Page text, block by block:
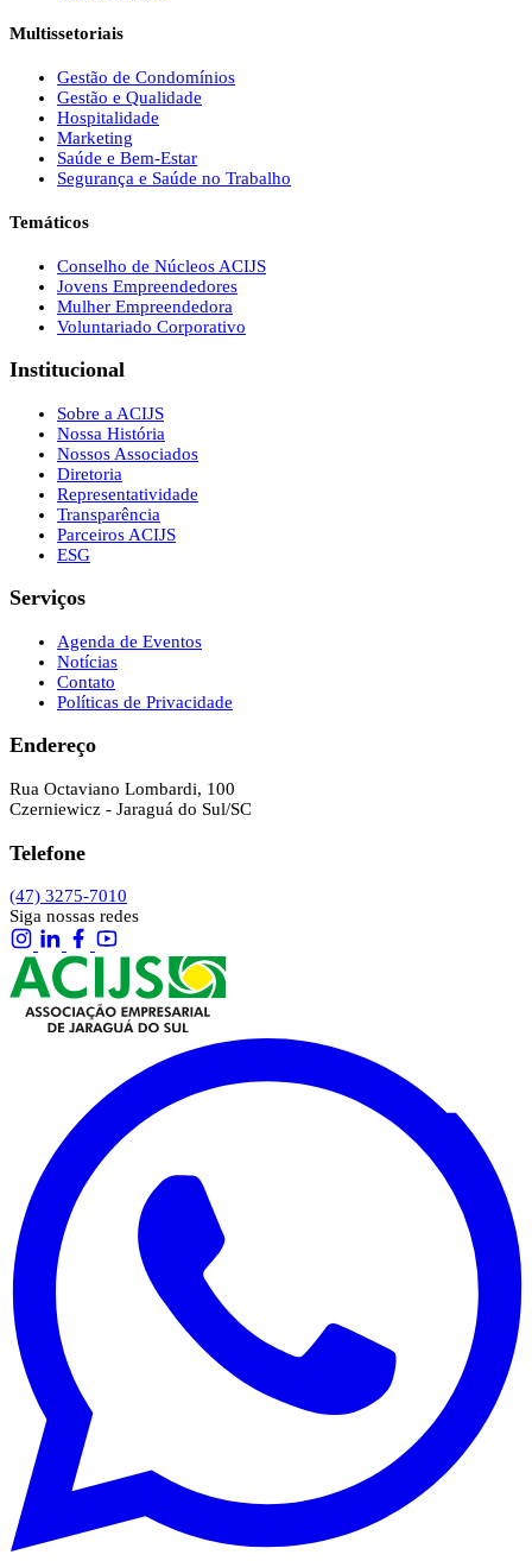
Multissetoriais
Gestão de Condomínios
Gestão e Qualidade
Hospitalidade
Marketing
Saúde e Bem-Estar
Segurança e Saúde no Trabalho
Temáticos
Conselho de Núcleos ACIJS
Jovens Empreendedores
Mulher Empreendedora
Voluntariado Corporativo
Institucional
Sobre a ACIJS
Nossa História
Nossos Associados
Diretoria
Representatividade
Transparência
Parceiros ACIJS
ESG
Serviços
Agenda de Eventos
Notícias
Contato
Políticas de Privacidade
Endereço
Rua Octaviano Lombardi, 100
Czerniewicz - Jaraguá do Sul/SC
Telefone
(47) 3275-7010
Siga nossas redes